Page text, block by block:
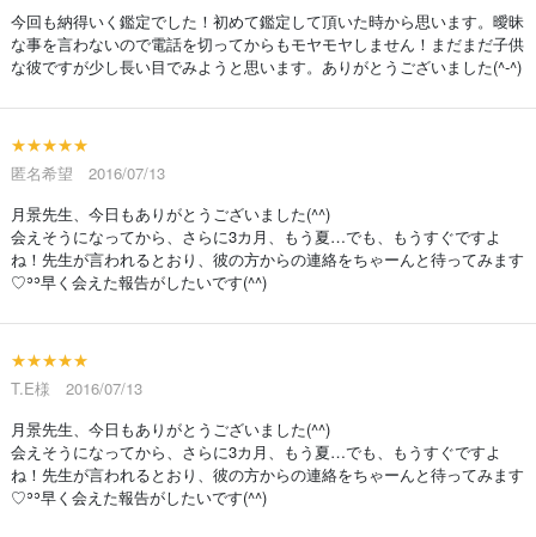
今回も納得いく鑑定でした！初めて鑑定して頂いた時から思います。曖昧
な事を言わないので電話を切ってからもモヤモヤしません！まだまだ子供
な彼ですが少し長い目でみようと思います。ありがとうございました(^-^)
★★★★★
匿名希望 2016/07/13
月景先生、今日もありがとうございました(^^)
会えそうになってから、さらに3カ月、もう夏…でも、もうすぐですよ
ね！先生が言われるとおり、彼の方からの連絡をちゃーんと待ってみます
♡ʾʾ早く会えた報告がしたいです(^^)
★★★★★
T.E様 2016/07/13
月景先生、今日もありがとうございました(^^)
会えそうになってから、さらに3カ月、もう夏…でも、もうすぐですよ
ね！先生が言われるとおり、彼の方からの連絡をちゃーんと待ってみます
♡ʾʾ早く会えた報告がしたいです(^^)